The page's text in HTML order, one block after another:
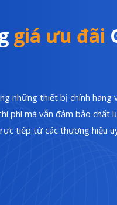
giá ưu đãi
những thiết bị chính hãng
phí mà vẫn đảm bảo chất
tiếp từ các thương hiệu